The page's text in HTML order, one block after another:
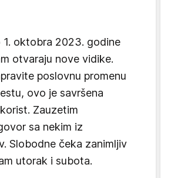
oktobra 2023. godine
otvaraju nove vidike.
poslovnu promenu
ovo je savršena
Zauzetim
sa nekim iz
Slobodne čeka zanimljiv
utorak i subota.